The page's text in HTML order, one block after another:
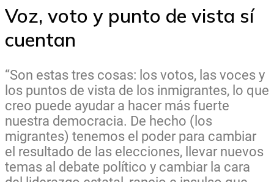
Voz, voto y punto de vista sí
cuentan
“Son estas tres cosas: los votos, las voces y
los puntos de vista de los inmigrantes, lo que
creo puede ayudar a hacer más fuerte
nuestra democracia. De hecho (los
migrantes) tenemos el poder para cambiar
el resultado de las elecciones, llevar nuevos
temas al debate político y cambiar la cara